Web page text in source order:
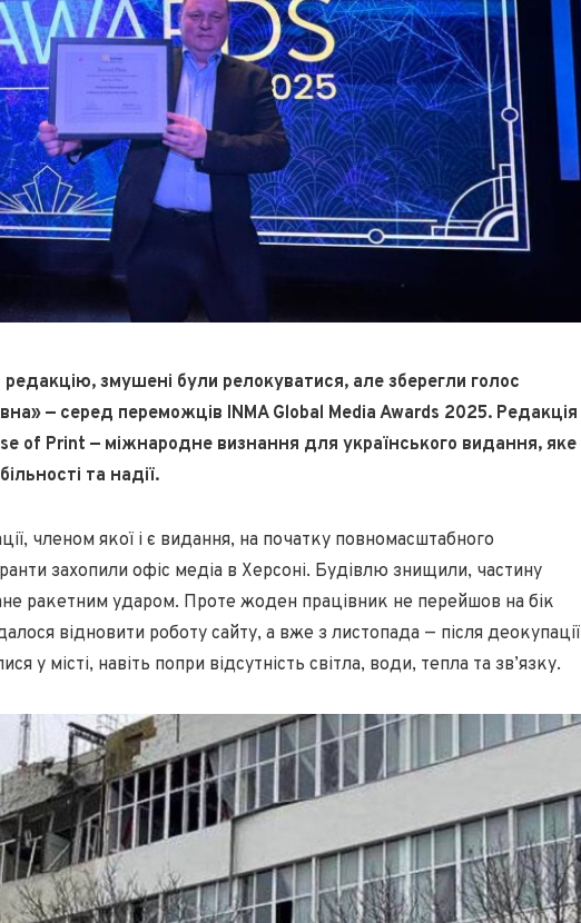
змушені були релокуватися, але зберегли голос
— серед переможців INMA Global Media Awards 2025. Редакція
of Print — міжнародне визнання для українського видання, яке
та надії.
членом якої і є видання, на початку повномасштабного
захопили офіс медіа в Херсоні. Будівлю знищили, частину
ракетним ударом. Проте жоден працівник не перейшов на бік
відновити роботу сайту, а вже з листопада — після деокупації
у місті, навіть попри відсутність світла, води, тепла та зв’язку.